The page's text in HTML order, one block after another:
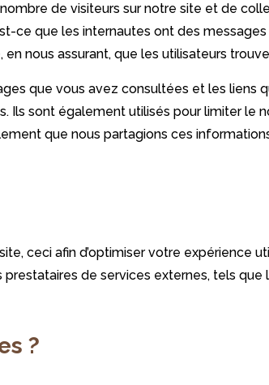
de visiteurs sur notre site et de
que les internautes ont des messages
nous assurant, que les utilisateurs
que vous avez consultées et les liens
sont également utilisés pour limiter le
que nous partagions ces
ceci afin d’optimiser votre expérience
de services externes, tels que
?